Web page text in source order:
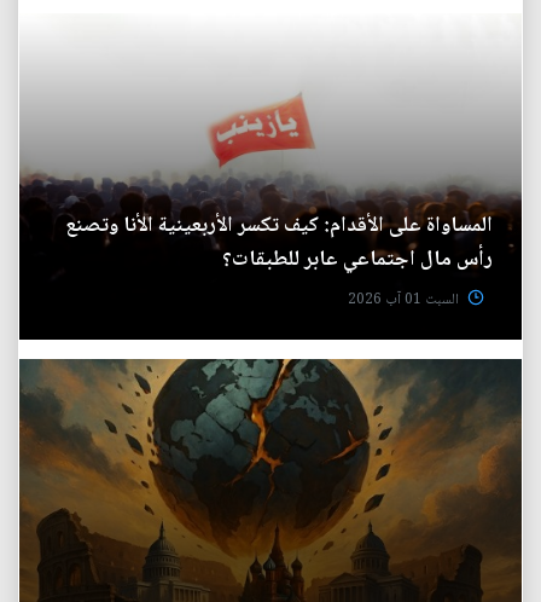
المساواة على الأقدام: كيف تكسر الأربعينية الأنا وتصنع
رأس مال اجتماعي عابر للطبقات؟
السبت 01 آب 2026